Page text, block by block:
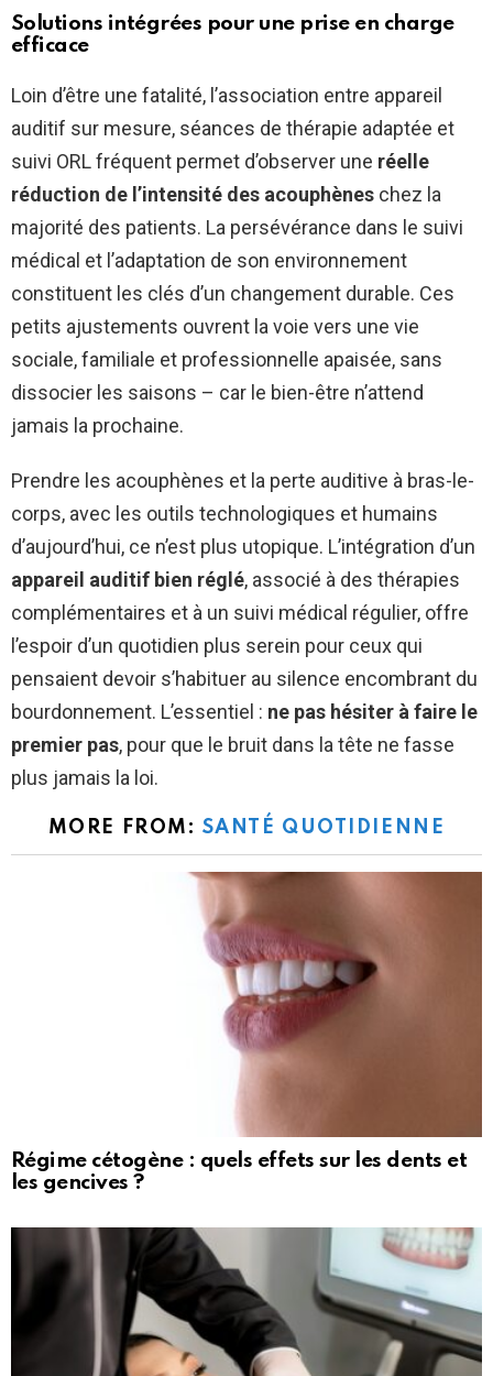
Solutions intégrées pour une prise en charge
efficace
Loin d’être une fatalité, l’association entre appareil
auditif sur mesure, séances de thérapie adaptée et
suivi ORL fréquent permet d’observer une réelle
réduction de l’intensité des acouphènes chez la
majorité des patients. La persévérance dans le suivi
médical et l’adaptation de son environnement
constituent les clés d’un changement durable. Ces
petits ajustements ouvrent la voie vers une vie
sociale, familiale et professionnelle apaisée, sans
dissocier les saisons – car le bien-être n’attend
jamais la prochaine.
Prendre les acouphènes et la perte auditive à bras-le-
corps, avec les outils technologiques et humains
d’aujourd’hui, ce n’est plus utopique. L’intégration d’un
appareil auditif bien réglé, associé à des thérapies
complémentaires et à un suivi médical régulier, offre
l’espoir d’un quotidien plus serein pour ceux qui
pensaient devoir s’habituer au silence encombrant du
bourdonnement. L’essentiel : ne pas hésiter à faire le
premier pas, pour que le bruit dans la tête ne fasse
plus jamais la loi.
MORE FROM: SANTÉ QUOTIDIENNE
Régime cétogène : quels effets sur les dents et
les gencives ?